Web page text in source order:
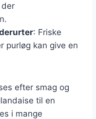
: Friske
purløg kan give en
efter smag og
til en
i mange